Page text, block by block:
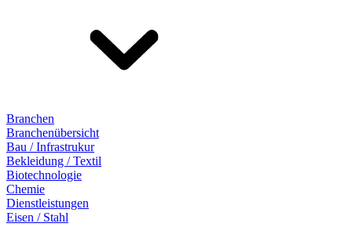
Branchen
Branchenübersicht
Bau / Infrastrukur
Bekleidung / Textil
Biotechnologie
Chemie
Dienstleistungen
Eisen / Stahl